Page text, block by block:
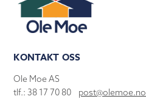
KONTAKT OSS
Ole Moe AS
tlf.: 38 17 70 80 post@olemoe.no